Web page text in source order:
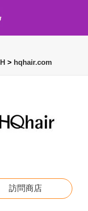
H > hqhair.com
訪問商店